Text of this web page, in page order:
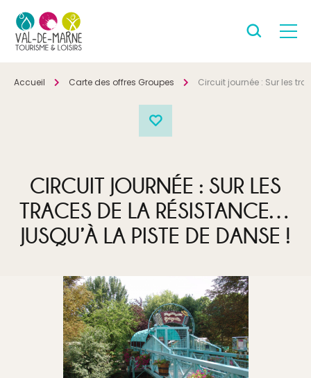
Accueil Carte des offres Groupes Circuit journée : Sur les
CIRCUIT JOURNÉE : SUR LES
TRACES DE LA RÉSISTANCE…
JUSQU’À LA PISTE DE DANSE !